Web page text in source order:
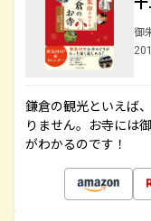
御
鎌倉の観光といえば
りません。お寺には
がわかるのです！